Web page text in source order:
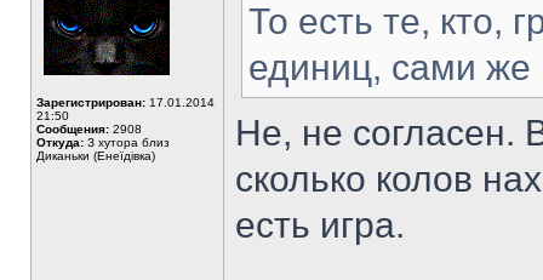
Зарегистрирован: 17.01.2014
21:50
Сообщения: 2908
Откуда: З хутора близ
Диканьки (Енеїдівка)
То есть те, кто,
единиц, сами же
Не, не согласен.
сколько колов
есть игра.